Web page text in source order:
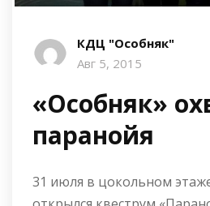
КДЦ "Особняк"
Авг 5, 2015
«Особняк»
паранойя
31 июля в цокольном